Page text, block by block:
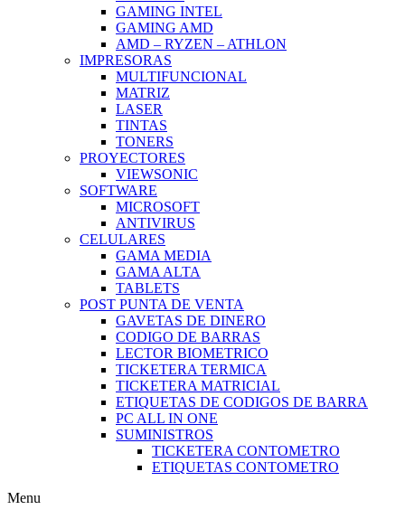
GAMING INTEL
GAMING AMD
AMD – RYZEN – ATHLON
IMPRESORAS
MULTIFUNCIONAL
MATRIZ
LASER
TINTAS
TONERS
PROYECTORES
VIEWSONIC
SOFTWARE
MICROSOFT
ANTIVIRUS
CELULARES
GAMA MEDIA
GAMA ALTA
TABLETS
POST PUNTA DE VENTA
GAVETAS DE DINERO
CODIGO DE BARRAS
LECTOR BIOMETRICO
TICKETERA TERMICA
TICKETERA MATRICIAL
ETIQUETAS DE CODIGOS DE BARRA
PC ALL IN ONE
SUMINISTROS
TICKETERA CONTOMETRO
ETIQUETAS CONTOMETRO
Menu